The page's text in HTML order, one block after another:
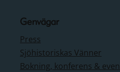
Genvägar
Press
Sjöhistoriskas Vänner
Bokning, konferens &